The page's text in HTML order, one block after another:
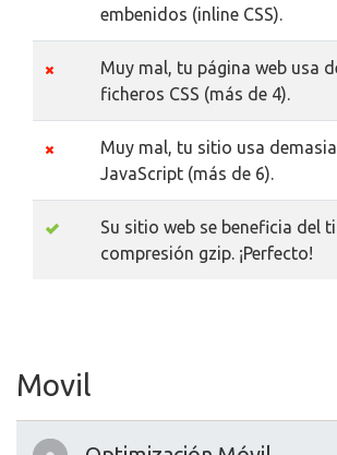
embenidos (inline CSS).
Muy mal, tu página web usa
ficheros CSS (más de 4).
Muy mal, tu sitio usa
JavaScript (más de 6).
Su sitio web se beneficia del
compresión gzip. ¡Perfecto!
Movil